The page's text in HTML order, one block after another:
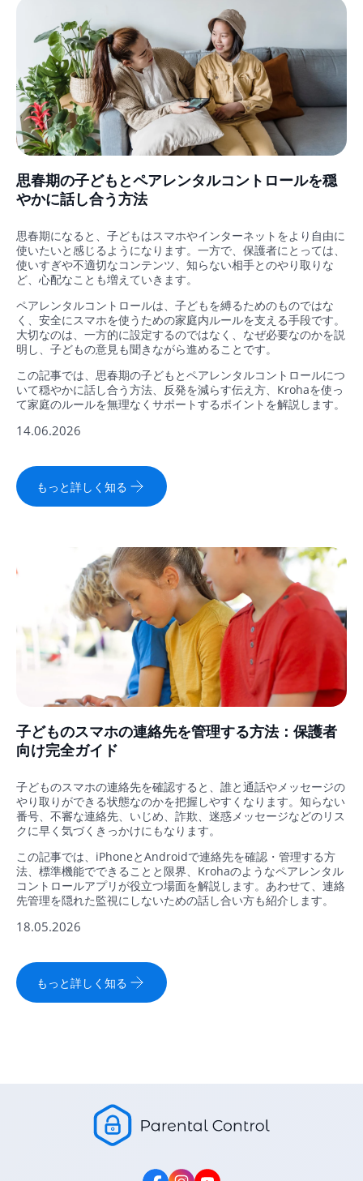
思春期の子どもとペアレンタルコントロールを穏
やかに話し合う方法
思春期になると、子どもはスマホやインターネットをより自由に
使いたいと感じるようになります。一方で、保護者にとっては、
使いすぎや不適切なコンテンツ、知らない相手とのやり取りな
ど、心配なことも増えていきます。
ペアレンタルコントロールは、子どもを縛るためのものではな
く、安全にスマホを使うための家庭内ルールを支える手段です。
大切なのは、一方的に設定するのではなく、なぜ必要なのかを説
明し、子どもの意見も聞きながら進めることです。
この記事では、思春期の子どもとペアレンタルコントロールにつ
いて穏やかに話し合う方法、反発を減らす伝え方、Krohaを使っ
て家庭のルールを無理なくサポートするポイントを解説します。
14.06.2026
もっと詳しく知る
子どものスマホの連絡先を管理する方法：保護者
向け完全ガイド
子どものスマホの連絡先を確認すると、誰と通話やメッセージの
やり取りができる状態なのかを把握しやすくなります。知らない
番号、不審な連絡先、いじめ、詐欺、迷惑メッセージなどのリス
クに早く気づくきっかけにもなります。
この記事では、iPhoneとAndroidで連絡先を確認・管理する方
法、標準機能でできることと限界、Krohaのようなペアレンタル
コントロールアプリが役立つ場面を解説します。あわせて、連絡
先管理を隠れた監視にしないための話し合い方も紹介します。
18.05.2026
もっと詳しく知る